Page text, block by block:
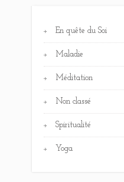
En quête du Soi
Maladie
Méditation
Non classé
Spiritualité
Yoga